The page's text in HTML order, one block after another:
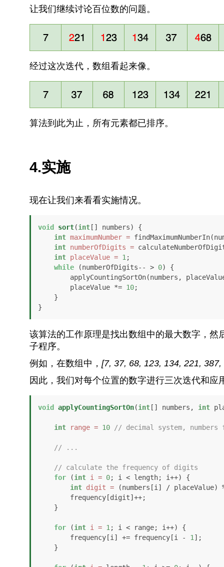
让我们继续讨论百位数的问题。
经过这次迭代，数组看起来像。
算法到此为止，所有元素都已排序。
4.实施
现在让我们来看看实施情况。
void sort(int[] numbers)
{
int maximumNumber =
int numberOfDigits =
int placeValue = 1 ;
while (numberOfDigits-- > 0) {
        placeValue *=
10;
}
该算法的工作原理是找出数组中的最大数字，
子程序。
例如，在数组中， [7, 37, 68, 123, 134, 221, 387,
因此，我们对每个位置的数字进行三次迭代和应
void applyCountingSortOn(int[] numbers, int
int range = 10 // decimal system, numbers
// ...
// calculate the frequency of digits
for (int i = 0; i < length; i++) {
int digit = (numbers[i] / placeValue)
for (int i = 1 ; i < range; i++) {
        frequency[i] += frequency[i -
1 ];